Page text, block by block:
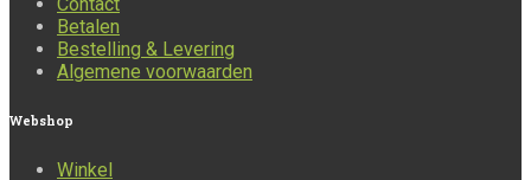
Betalen
Bestelling & Levering
Algemene voorwaarden
Webshop
Winkel